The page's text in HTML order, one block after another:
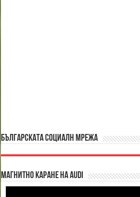
БЪЛГАРСКАТА СОЦИАЛН МРЕЖА
Магнитно каране на Audi